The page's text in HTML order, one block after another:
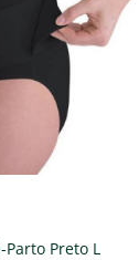
Preto L